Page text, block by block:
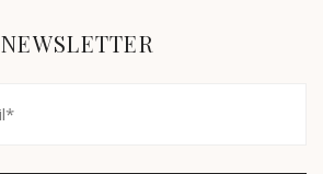
NEWSLETTER